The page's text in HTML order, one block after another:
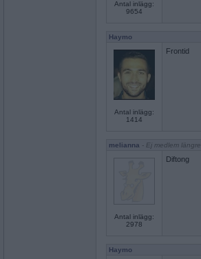
Antal inlägg:
9654
Haymo
Antal inlägg:
1414
Frontid
melianna - Ej medlem längre
Antal inlägg:
2978
Diftong
Haymo